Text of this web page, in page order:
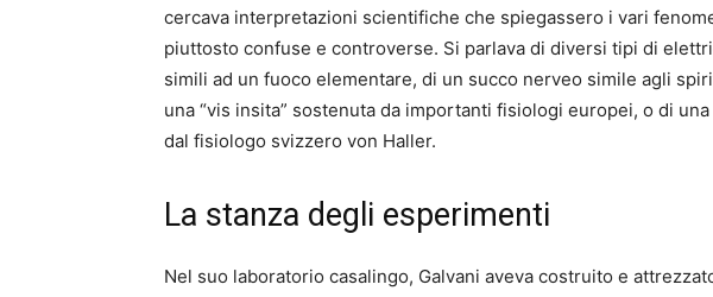
cercava interpretazioni scientifiche che spiegassero i vari
piuttosto confuse e controverse. Si parlava di diversi tipi di
simili ad un fuoco elementare, di un succo nerveo simile agli
una “vis insita” sostenuta da importanti fisiologi europei, o di
dal fisiologo svizzero von Haller.
La stanza degli esperimenti
Nel suo laboratorio casalingo, Galvani aveva costruito e